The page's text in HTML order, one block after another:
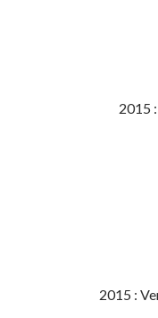
2015
2015 :